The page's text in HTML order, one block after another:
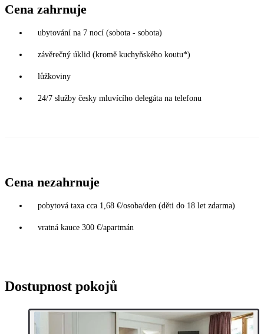
Cena zahrnuje
ubytování na 7 nocí (sobota - sobota)
závěrečný úklid (kromě kuchyňského koutu*)
lůžkoviny
24/7 služby česky mluvícího delegáta na telefonu
Cena nezahrnuje
pobytová taxa cca 1,68 €/osoba/den (děti do 18 let zdarma)
vratná kauce 300 €/apartmán
Dostupnost pokojů